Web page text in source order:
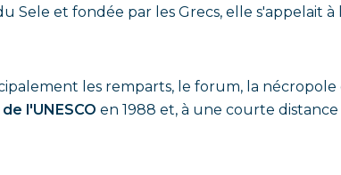
Sele et fondée par les Grecs, elle s'appelait
les remparts, le forum, la
l'UNESCO en 1988 et, à une courte